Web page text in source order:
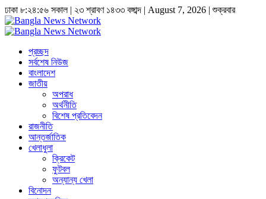
ঢাকা ৮:২৪:৫৬ সকাল| ২৩ শ্রাবণ ১৪৩৩ বঙ্গাব্দ | August 7, 2026 |শুক্রবার
প্রচ্ছদ
সর্বশেষ নিউজ
বাংলাদেশ
জাতীয়
অপরাধ
অর্থনীতি
বিশেষ প্রতিবেদন
রাজনীতি
আন্তর্জাতিক
খেলাধুলা
ক্রিকেট
ফুটবল
অন্যান্য খেলা
বিনোদন